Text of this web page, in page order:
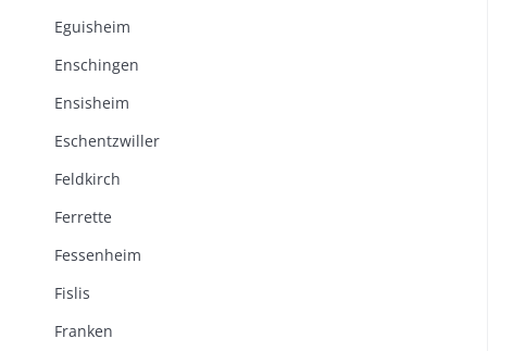
Eguisheim
Enschingen
Ensisheim
Eschentzwiller
Feldkirch
Ferrette
Fessenheim
Fislis
Franken